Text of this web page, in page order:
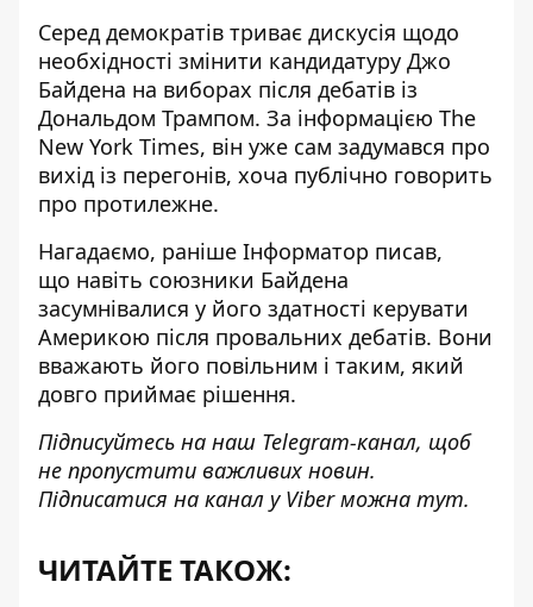
Серед демократів триває дискусія щодо
необхідності змінити кандидатуру Джо
Байдена на виборах після дебатів із
Дональдом Трампом. За інформацією The
New York Times, він уже сам задумався про
вихід із перегонів, хоча публічно говорить
про протилежне.
Нагадаємо, раніше Інформатор писав,
що навіть союзники Байдена
засумнівалися у його здатності керувати
Америкою після провальних дебатів. Вони
вважають його повільним і таким, який
довго приймає рішення.
Підписуйтесь на наш Telegram-канал, щоб
не пропустити важливих новин.
Підписатися на канал у Viber можна тут.
ЧИТАЙТЕ ТАКОЖ: